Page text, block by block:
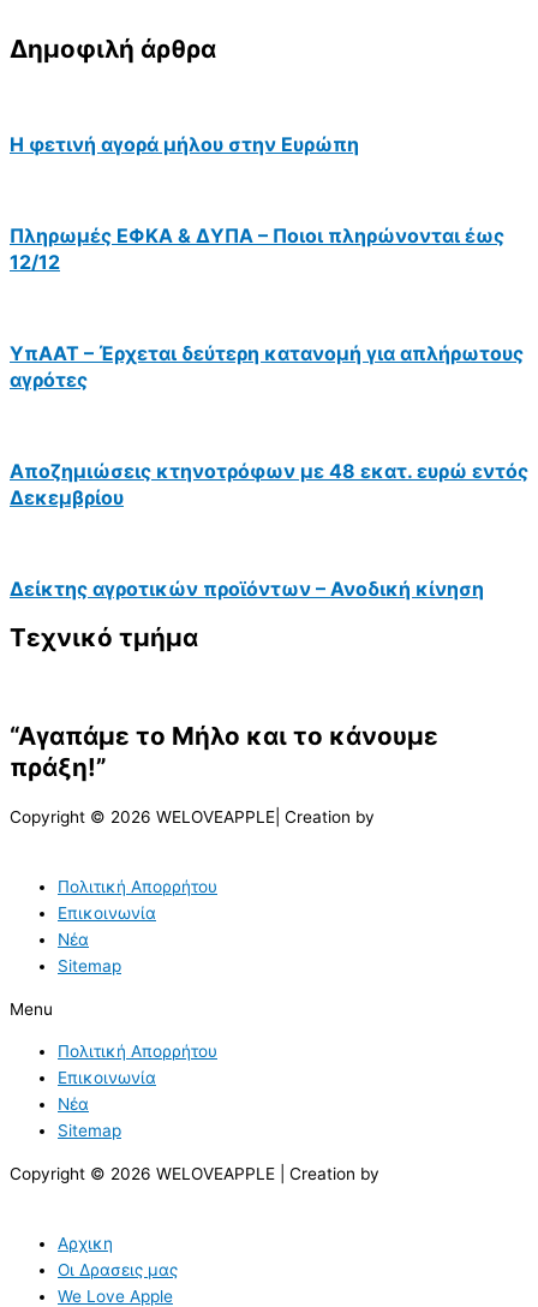
Δημοφιλή άρθρα
Η φετινή αγορά μήλου στην Ευρώπη
Πληρωμές ΕΦΚΑ & ΔΥΠΑ – Ποιοι πληρώνονται έως
12/12
ΥπΑΑΤ – Έρχεται δεύτερη κατανομή για απλήρωτους
αγρότες
Αποζημιώσεις κτηνοτρόφων με 48 εκατ. ευρώ εντός
Δεκεμβρίου
Δείκτης αγροτικών προϊόντων – Ανοδική κίνηση
Τεχνικό τμήμα
“Αγαπάμε το Μήλο και το κάνουμε
πράξη!”
Copyright © 2026 WELOVEAPPLE| Creation by
Πολιτική Απορρήτου
Επικοινωνία
Νέα
Sitemap
Menu
Πολιτική Απορρήτου
Επικοινωνία
Νέα
Sitemap
Copyright © 2026 WELOVEAPPLE | Creation by
Αρχικη
Οι Δρασεις μας
We Love Apple